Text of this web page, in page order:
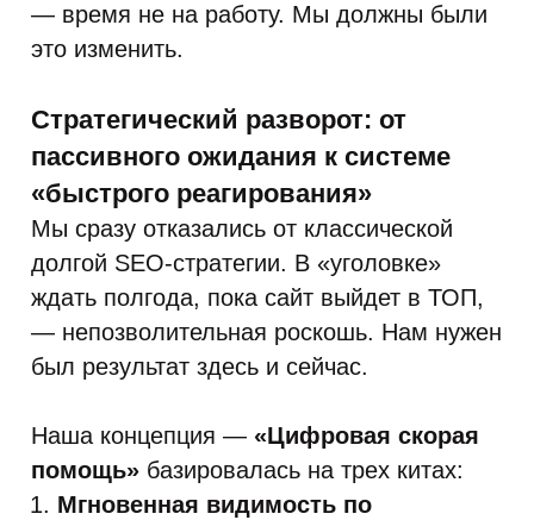
— время не на работу. Мы должны были
это изменить.
Стратегический разворот: от
пассивного ожидания к системе
«быстрого реагирования»
Мы сразу отказались от классической
долгой SEO-стратегии. В «уголовке»
ждать полгода, пока сайт выйдет в ТОП,
— непозволительная роскошь. Нам нужен
был результат здесь и сейчас.
Наша концепция — «Цифровая скорая
помощь» базировалась на трех китах:
Мгновенная видимость по